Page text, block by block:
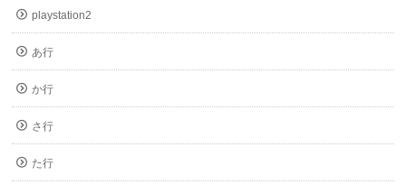
playstation2
あ行
か行
さ行
た行